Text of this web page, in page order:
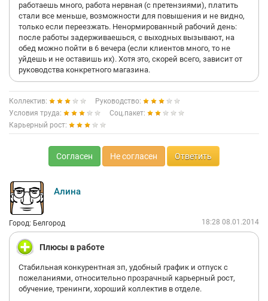
работаешь много, работа нервная (с претензиями), платить
стали все меньше, возможности для повышения и не видно,
только если переезжать. Ненормированный рабочий день:
после работы задерживаешься, с выходных вызывают, на
обед можно пойти в 6 вечера (если клиентов много, то не
уйдешь и не оставишь их). Хотя это, скорей всего, зависит от
руководства конкретного магазина.
Коллектив:
Руководство:
Условия труда:
Соц.пакет:
Карьерный рост:
Согласен Не согласен Ответить
Алина
Город: Белгород 18:28 08.01.2014
Плюсы в работе
Стабильная конкурентная зп, удобный график и отпуск с
пожеланиями, относительно прозрачный карьерный рост,
обучение, тренинги, хороший коллектив в отделе.